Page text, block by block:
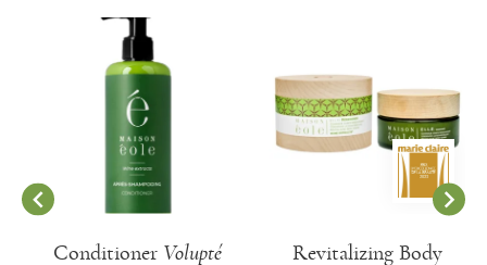
Conditioner Volupté
Revitalizing Body